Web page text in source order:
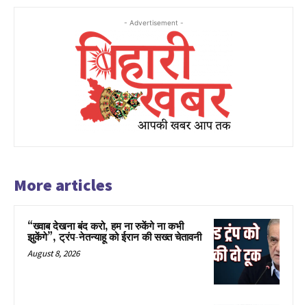
- Advertisement -
More articles
“ख्वाब देखना बंद करो, हम ना रुकेंगे ना कभी
झुकेंगे”, ट्रंप-नेतन्याहू को ईरान की सख्त चेतावनी
August 8, 2026